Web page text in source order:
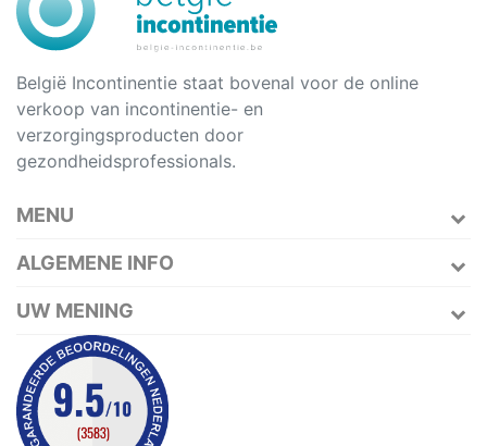
België Incontinentie staat bovenal voor de online
verkoop van incontinentie- en
verzorgingsproducten door
gezondheidsprofessionals.
MENU
ALGEMENE INFO
UW MENING